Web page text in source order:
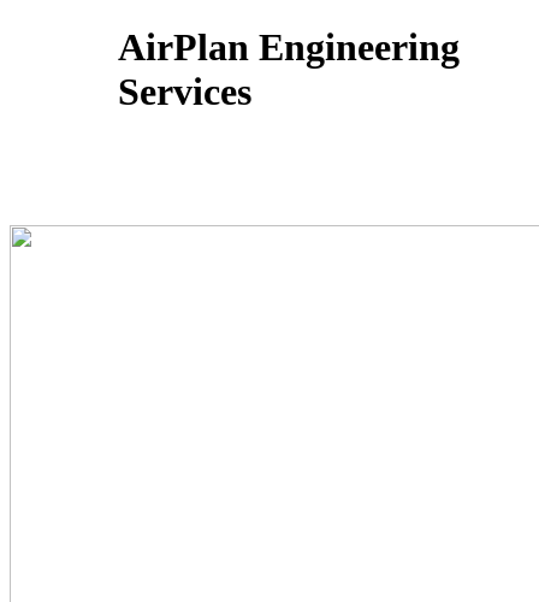
AirPlan Engineering
Services